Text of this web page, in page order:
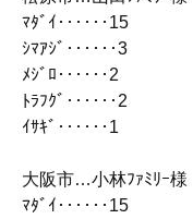
ﾏﾀﾞｲ‥‥‥15
ｼﾏｱｼﾞ‥‥‥3
ﾒｼﾞﾛ‥‥‥2
ﾄﾗﾌｸﾞ‥‥‥2
ｲｻｷﾞ‥‥‥1
大阪市…小林ﾌｧﾐﾘｰ様
ﾏﾀﾞｲ‥‥‥15